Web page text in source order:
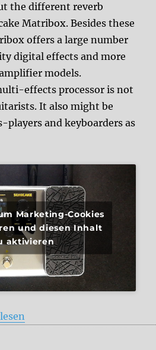
the different reverb
Matribox. Besides these
offers a large number
digital effects and more
models.
effects processor is not
It also might be
players and keyboarders as
Marketing-Cookies
und diesen Inhalt
aktivieren
Matribox Multi-Effects